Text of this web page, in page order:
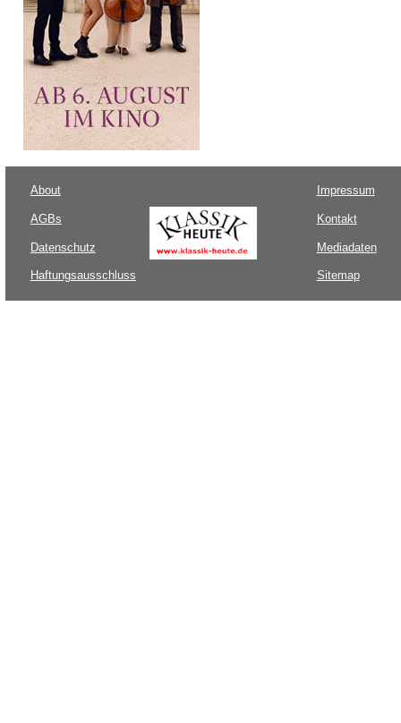
About
AGBs
Datenschutz
Haftungsausschluss
Impressum
Kontakt
Mediadaten
Sitemap